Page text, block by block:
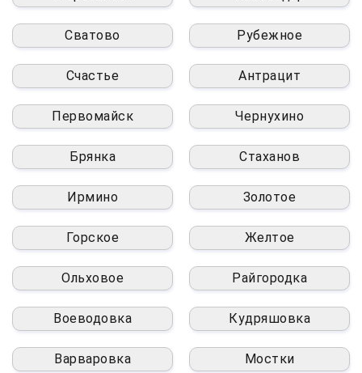
Сватово Рубежное
Счастье Антрацит
Первомайск Чернухино
Брянка Стаханов
Ирмино Золотое
Горское Желтое
Ольховое Райгородка
Воеводовка Кудряшовка
Варваровка Мостки